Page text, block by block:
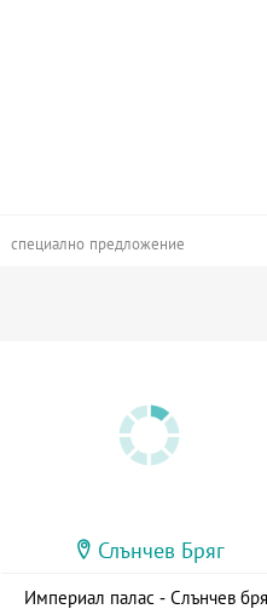
специално предложение
Слънчев Бряг
Империал палас - Слънчев